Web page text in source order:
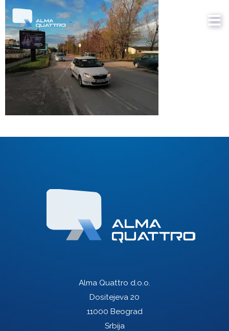
Alma Quattro d.o.o.
Dositejeva 20
11000 Beograd
Srbija